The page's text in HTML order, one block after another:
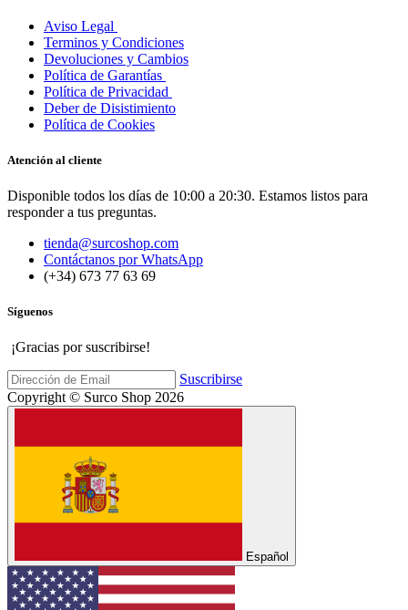
Aviso Legal
Terminos y Condiciones
Devoluciones y Cambios
Política de Garantías
Política de Privacidad
Deber de Disistimiento
Política de Cookies
Atención al cliente
Disponible todos los días de 10:00 a 20:30. Estamos listos para
responder a tus preguntas.
tienda@surcoshop.com
Contáctanos por WhatsApp
(+34) 673 77 63 69
Síguenos
¡Gracias por suscribirse!
Suscribirse
Copyright © Surco Shop 2026
Español